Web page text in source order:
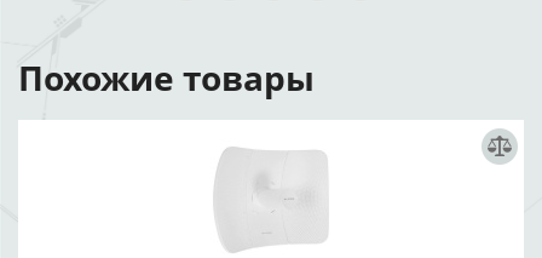
Похожие товары